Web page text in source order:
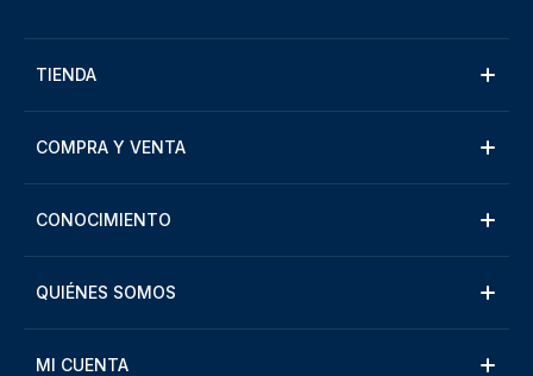
TIENDA
COMPRA Y VENTA
CONOCIMIENTO
QUIÉNES SOMOS
MI CUENTA